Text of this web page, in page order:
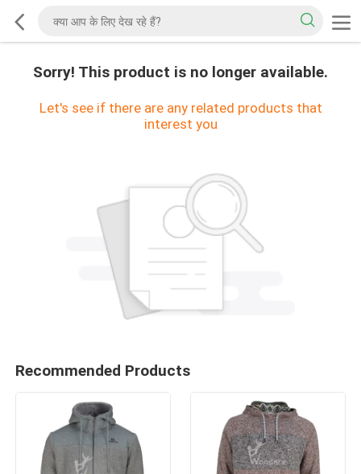
Sorry! This product is no longer available.
Let's see if there are any related products that
interest you
Recommended Products